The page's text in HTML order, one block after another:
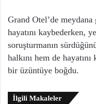
Grand Otel’de
hayatını kaybederken,
soruşturmanın
halkını hem de
bir üzüntüye boğdu.
İlgili Makaleler